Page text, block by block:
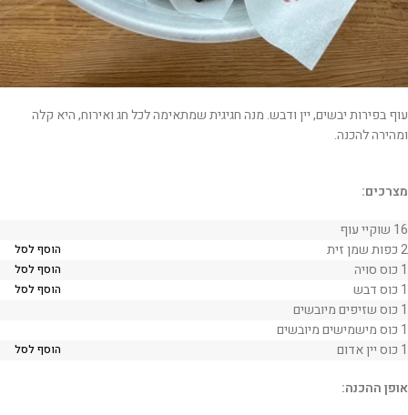
עוף בפירות יבשים, יין ודבש. מנה חגיגית שמתאימה לכל חג ואירוח, היא קלה
ומהירה להכנה.
מצרכים:
16 שוקיי עוף
2 כפות שמן זית
הוסף לסל
1 כוס סויה הוסף לסל
1 כוס דבש הוסף לסל
1 כוס שזיפים מיובשים
1 כוס מישמישים מיובשים
1 כוס יין אדום
הוסף לסל
אופן ההכנה: